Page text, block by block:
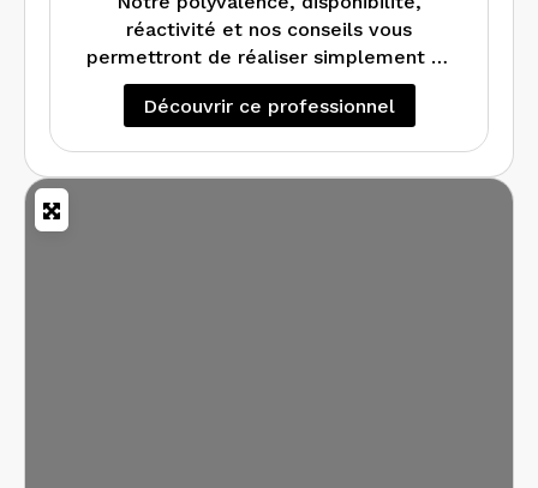
réactivité et nos conseils vous
permettront de réaliser simplement et
rapidement, les mesurages et les
diagnostics immobiliers : Loi Carrez, Loi
Découvrir ce professionnel